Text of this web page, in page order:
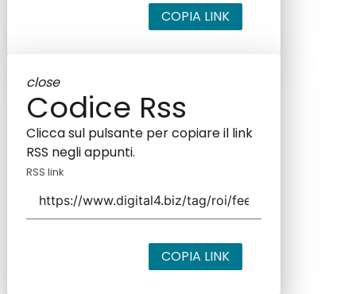
COPIA LINK
close
Codice Rss
Clicca sul pulsante per copiare il link
RSS negli appunti.
RSS link
COPIA LINK